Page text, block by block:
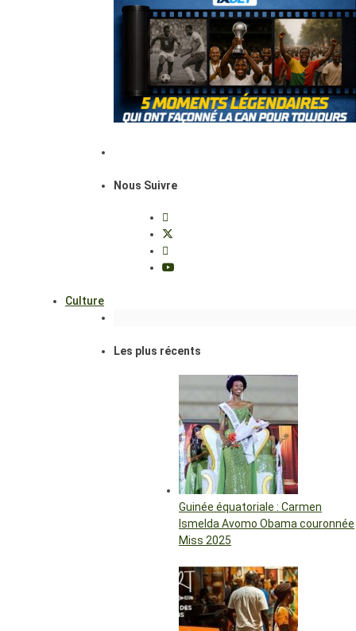
Nous Suivre
Culture
Les plus récents
Guinée équatoriale : Carmen
Ismelda Avomo Obama couronnée
Miss 2025